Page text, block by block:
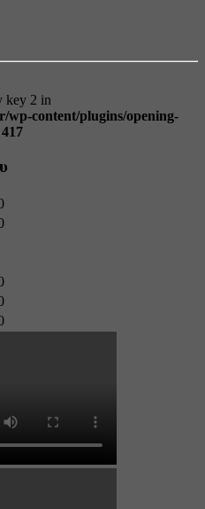
key 2 in
wp-content/plugins/opening-
417